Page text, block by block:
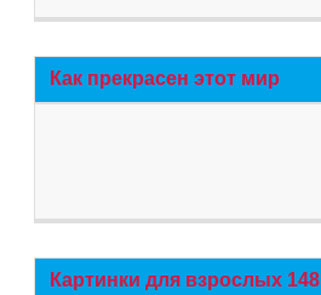
Как прекрасен этот мир
Картинки для взрослых 148